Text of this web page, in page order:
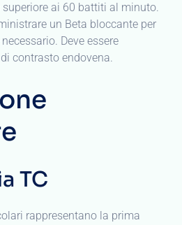
ai 60 battiti al minuto.
un Beta bloccante per
Deve essere
contrasto endovena.
TC
rappresentano la prima